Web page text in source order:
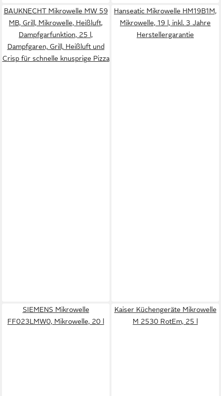
BAUKNECHT Mikrowelle MW 59
MB, Grill, Mikrowelle, Heißluft,
Dampfgarfunktion, 25 l,
Dampfgaren, Grill, Heißluft und
Crisp für schnelle knusprige Pizza
Hanseatic Mikrowelle HM19B1M,
Mikrowelle, 19 l, inkl. 3 Jahre
Herstellergarantie
SIEMENS Mikrowelle
FF023LMW0, Mikrowelle, 20 l
Kaiser Küchengeräte Mikrowelle
M 2530 RotEm, 25 l